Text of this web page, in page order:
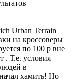
Urban Terrain
на кроссоверы
по 100 р вне
. Т.е. условия
в
хамить! Но